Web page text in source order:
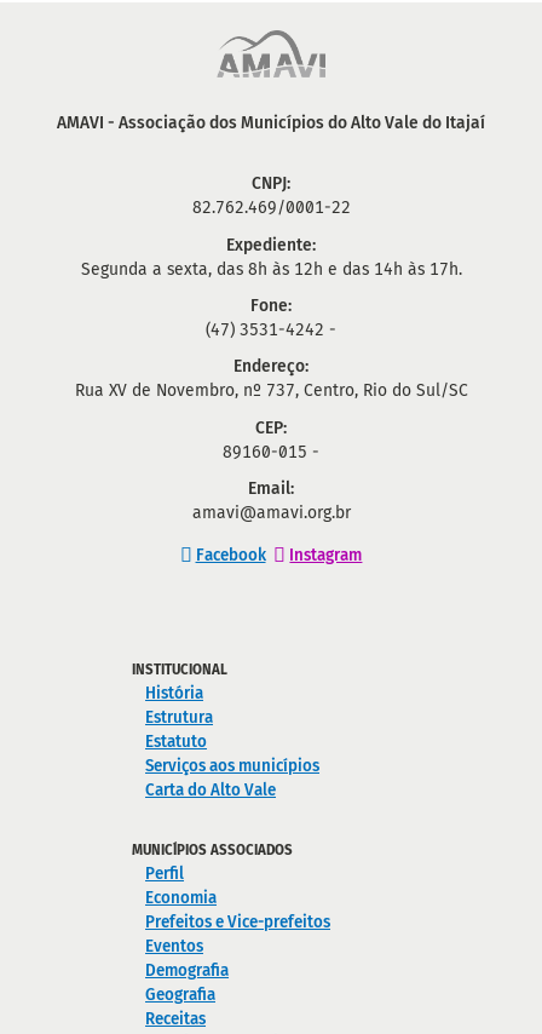
AMAVI - Associação dos Municípios do Alto Vale do Itajaí
CNPJ:
82.762.469/0001-22
Expediente:
Segunda a sexta, das 8h às 12h e das 14h às 17h.
Fone:
(47) 3531-4242 -
Endereço:
Rua XV de Novembro, nº 737, Centro, Rio do Sul/SC
CEP:
89160-015 -
Email:
amavi@amavi.org.br
Facebook Instagram
INSTITUCIONAL
História
Estrutura
Estatuto
Serviços aos municípios
Carta do Alto Vale
MUNICÍPIOS ASSOCIADOS
Perfil
Economia
Prefeitos e Vice-prefeitos
Eventos
Demografia
Geografia
Receitas